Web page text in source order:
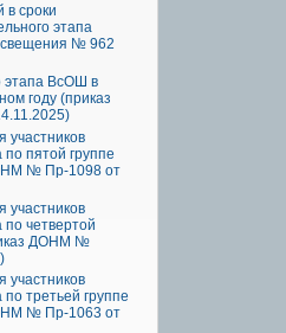
в сроки
этапа
№ 962
этапа ВсОШ в
году (приказ
участников
пятой группе
№ Пр-1098 от
участников
по четвертой
ДОНМ №
участников
третьей группе
№ Пр-1063 от